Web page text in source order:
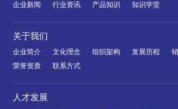
企业新闻 行业资讯 产品知识 知识学堂
关于我们
企业简介 文化理念 组织架构 发展历程
荣誉资质
联系方式
人才发展